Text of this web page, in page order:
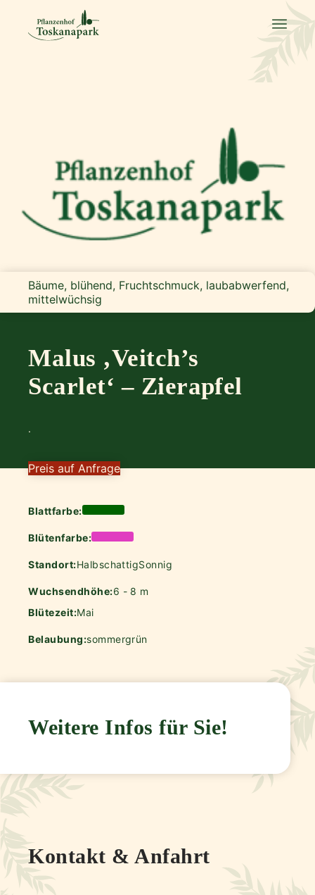
Bäume, blühend, Fruchtschmuck, laubabwerfend,
mittelwüchsig
Malus ‚Veitch’s
Scarlet‘ – Zierapfel
.
Preis auf Anfrage
Blattfarbe:
Blütenfarbe:
Standort:HalbschattigSonnig
Wuchsendhöhe:6 - 8 m
Blütezeit:Mai
Belaubung:sommergrün
Weitere Infos für Sie!
Kontakt & Anfahrt